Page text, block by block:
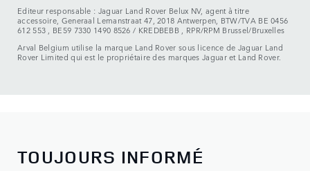
Editeur responsable : Jaguar Land Rover Belux NV, agent à titre
accessoire, Generaal Lemanstraat 47, 2018 Antwerpen, BTW/TVA BE 0456
612 553 , BE59 7330 1490 8526 / KREDBEBB , RPR/RPM Brussel/Bruxelles
Arval Belgium utilise la marque Land Rover sous licence de Jaguar Land
Rover Limited qui est le propriétaire des marques Jaguar et Land Rover.
TOUJOURS INFORMÉ